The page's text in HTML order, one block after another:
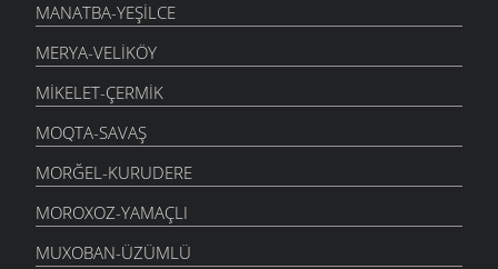
MANATBA-YEŞILCE
MERYA-VELIKÖY
MIKELET-ÇERMIK
MOQTA-SAVAŞ
MORĞEL-KURUDERE
MOROXOZ-YAMAÇLI
MUXOBAN-ÜZÜMLÜ